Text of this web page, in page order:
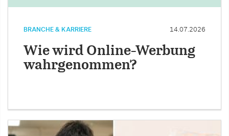
BRANCHE & KARRIERE 14.07.2026
Wie wird Online-Werbung
wahrgenommen?